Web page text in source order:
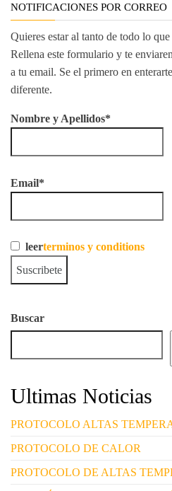
NOTIFICACIONES POR CORREO
Quieres estar al tanto de todo lo
Rellena este formulario y te
a tu email. Se el primero en
diferente.
Nombre y Apellidos*
Email*
leerterminos y conditions
Buscar
Ultimas Noticias
PROTOCOLO ALTAS
PROTOCOLO DE CALOR
PROTOCOLO DE ALTAS